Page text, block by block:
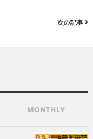
次の記事
MONTHLY